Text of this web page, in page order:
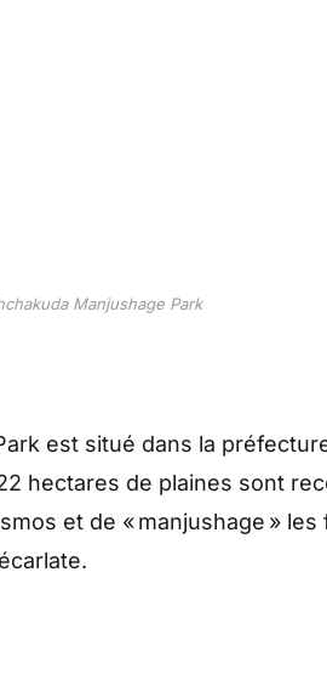
Manjushage Park
est situé dans la
hectares de plaines sont
et de « manjushage » les